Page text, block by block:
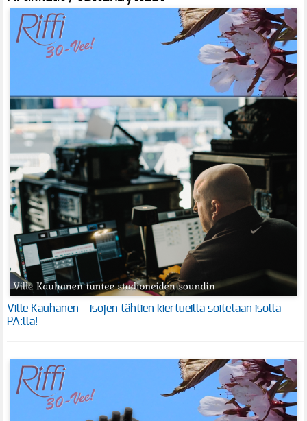
Ville Kauhanen – isojen tähtien kiertueilla soitetaan isolla
PA:lla!